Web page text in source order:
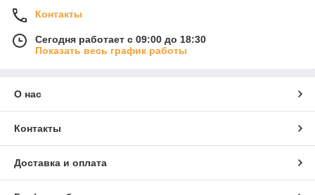
Контакты
Сегодня работает с 09:00 до 18:30
Показать весь график работы
О нас
Контакты
Доставка и оплата